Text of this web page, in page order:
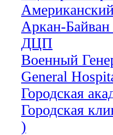
Аркан-
ДЦП
Военный
General
Городская
Городская
)